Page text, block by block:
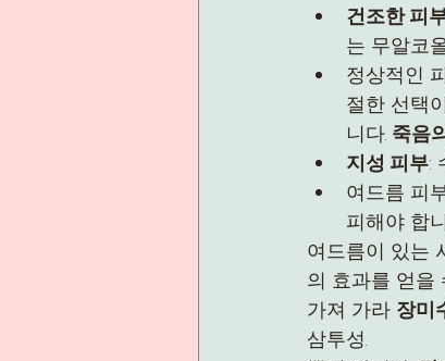
건조한 피
는 무알코
정상적인
절한 선택
니다. 죽음
지성 피부:
여드름 피
피해야 합
여드름이 있는
의 효과를 얻을
가져 가라 장미
삼투성.